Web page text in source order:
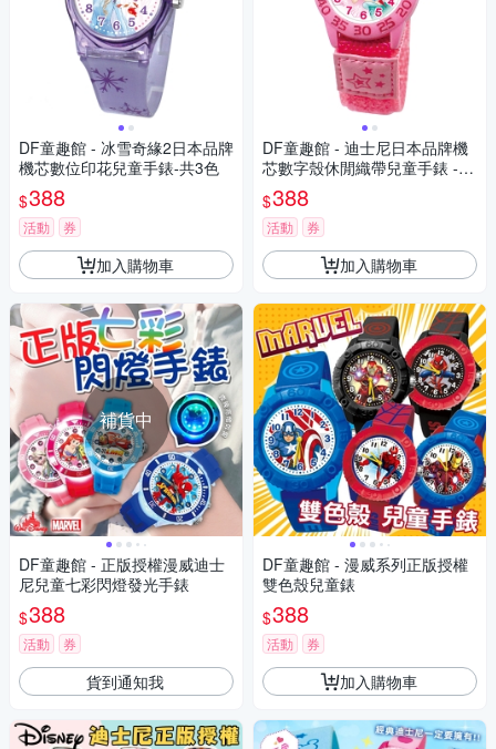
DF童趣館 - 冰雪奇緣2日本品牌
機芯數位印花兒童手錶-共3色
$388
活動 券
加入購物車
補貨中
DF童趣館 - 正版授權漫威迪士
尼兒童七彩閃燈發光手錶
$388
活動 券
貨到通知我
DF童趣館 - 迪士尼日本品牌機
芯數字殼休閒織帶兒童手錶 -
多款可選
$388
活動 券
加入購物車
DF童趣館 - 漫威系列正版授權
雙色殼兒童錶
$388
活動 券
加入購物車